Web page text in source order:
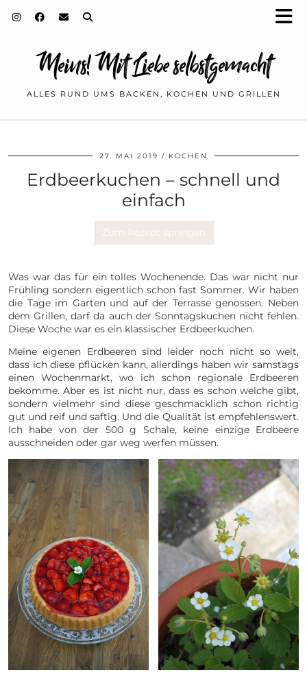
Meins! Mit Liebe selbstgemacht
ALLES RUND UMS BACKEN, KOCHEN UND GRILLEN
27. MAI 2019 KOCHEN
Erdbeerkuchen – schnell und
einfach
Zum Rezept springen
Was war das für ein tolles Wochenende. Das war nicht nur
Frühling sondern eigentlich schon fast Sommer. Wir haben
die Tage im Garten und auf der Terrasse genossen. Neben
dem Grillen, darf da auch der Sonntagskuchen nicht fehlen.
Diese Woche war es ein klassischer Erdbeerkuchen.
Meine eigenen Erdbeeren sind leider noch nicht so weit,
dass ich diese pflücken kann, allerdings haben wir samstags
einen Wochenmarkt, wo ich schon regionale Erdbeeren
bekomme. Aber es ist nicht nur, dass es schon welche gibt,
sondern vielmehr sind diese geschmacklich schon richtig
gut und reif und saftig. Und die Qualität ist empfehlenswert.
Ich habe von der 500 g Schale, keine einzige Erdbeere
ausschneiden oder gar weg werfen müssen.